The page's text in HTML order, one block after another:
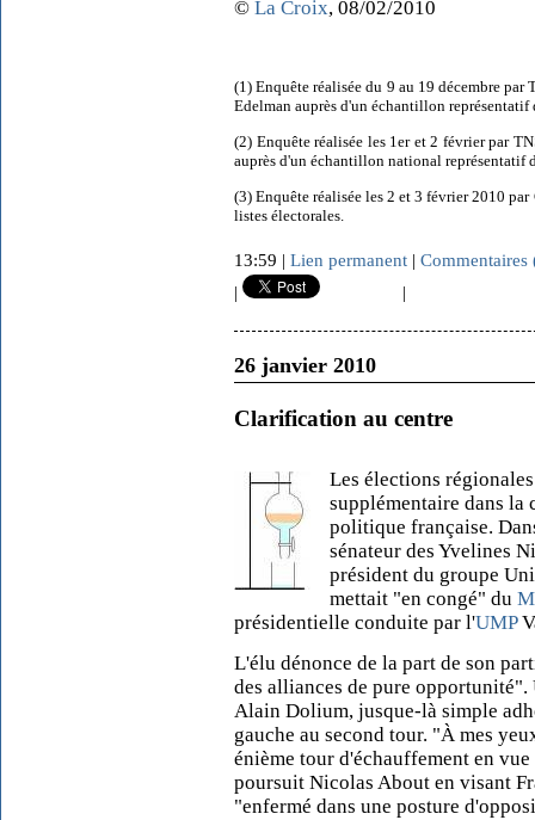
© La Croix, 08/02/2010
(1) Enquête réalisée du 9 au 19 décembre
Edelman auprès d'un échantillon représentatif
(2) Enquête réalisée les 1er et 2 février par
auprès d'un échantillon national représentatif
(3) Enquête réalisée les 2 et 3 février 2010
listes électorales.
13:59 | Lien permanent | Commentaires
|
|
26 janvier 2010
Clarification au centre
Les élections
supplémentaire dans la
politique française.
sénateur des Yvelines
président du groupe
mettait "en congé" du
présidentielle conduite par l'UMP
L'élu dénonce de la part de son
des alliances de pure
Alain Dolium, jusque-là simple
gauche au second tour. "À mes
énième tour d'échauffement en
poursuit Nicolas About en visant
"enfermé dans une posture